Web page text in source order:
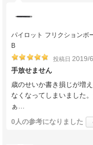
パイロット フリクションボ
B
投稿日 2019/
手放せません
歳のせいか書き損じが増
なくなってしまいました
ぁ…
0人の参考になりました